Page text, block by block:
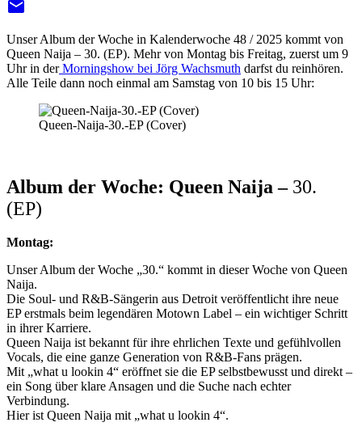
email
Unser Album der Woche in Kalenderwoche 48 / 2025 kommt von
Queen Naija – 30. (EP). Mehr von Montag bis Freitag, zuerst um 9
Uhr in derMorningshow bei Jörg Wachsmuth darfst du reinhören.
Alle Teile dann noch einmal am Samstag von 10 bis 15 Uhr:
Queen-Naija-30.-EP (Cover)
Album der Woche: Queen Naija – 30.
(EP)
Montag:
Unser Album der Woche „30.“ kommt in dieser Woche von Queen
Naija.
Die Soul- und R&B-Sängerin aus Detroit veröffentlicht ihre neue
EP erstmals beim legendären Motown Label – ein wichtiger Schritt
in ihrer Karriere.
Queen Naija ist bekannt für ihre ehrlichen Texte und gefühlvollen
Vocals, die eine ganze Generation von R&B-Fans prägen.
Mit „what u lookin 4“ eröffnet sie die EP selbstbewusst und direkt –
ein Song über klare Ansagen und die Suche nach echter
Verbindung.
Hier ist Queen Naija mit „what u lookin 4“.